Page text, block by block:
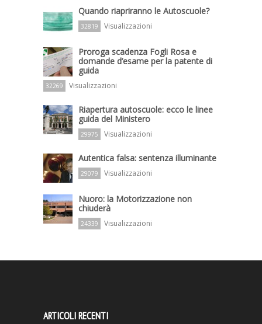
Quando riapriranno le Autoscuole?
32819 Visualizzazioni
Proroga scadenza Fogli Rosa e
domande d’esame per la patente di
guida
32269 Visualizzazioni
Riapertura autoscuole: ecco le linee
guida del Ministero
29975 Visualizzazioni
Autentica falsa: sentenza illuminante
29079 Visualizzazioni
Nuoro: la Motorizzazione non
chiuderà
24339 Visualizzazioni
ARTICOLI RECENTI